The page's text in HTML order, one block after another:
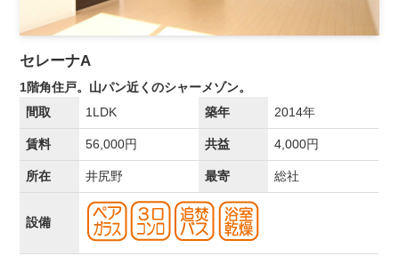
セレーナA
1階角住戸。山パン近くのシャーメゾン。
間取
1LDK 築年 2014年
賃料 56,000円 共益 4,000円
所在 井尻野 最寄 総社
設備